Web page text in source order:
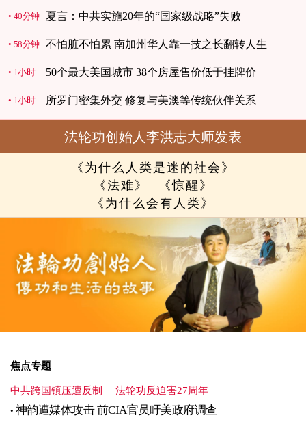
40分钟 夏言：中共实施20年的“国家级战略”失败
58分钟 不怕脏不怕累 南加州华人靠一技之长翻转人生
1小时 50个最大美国城市 38个房屋售价低于挂牌价
1小时 所罗门密集外交 修复与美澳等传统伙伴关系
法轮功创始人李洪志大师发表
《为什么人类是迷的社会》
《法难》
《惊醒》
《为什么会有人类》
焦点专题
中共跨国镇压遭反制 法轮功反迫害27周年
神韵遭媒体攻击 前CIA官员吁美政府调查